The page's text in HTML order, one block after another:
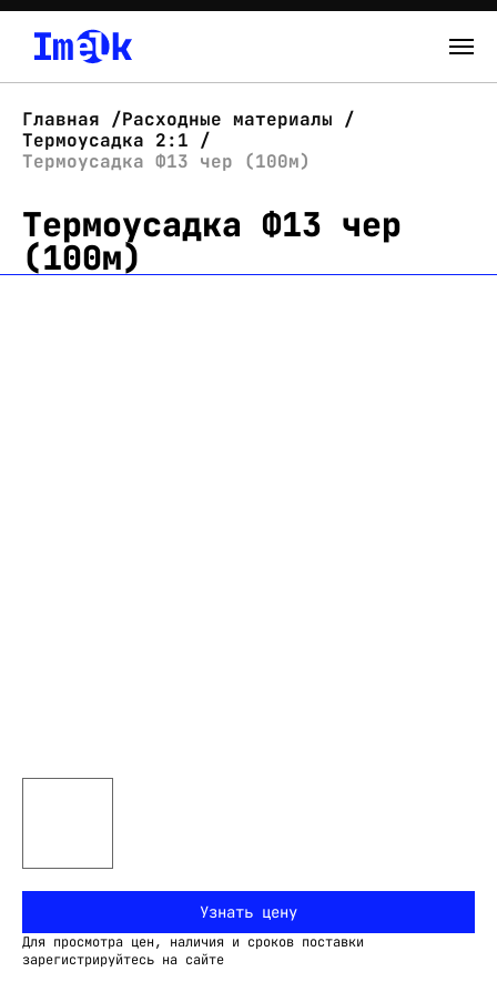
О нас
Новости
Склад
Главная
Расходные материалы
Термоусадка 2:1
Термоусадка Ф13 чер (100м)
Термоусадка Ф13 чер
(100м)
Узнать цену
Для просмотра цен, наличия и сроков поставки
зарегистрируйтесь на сайте